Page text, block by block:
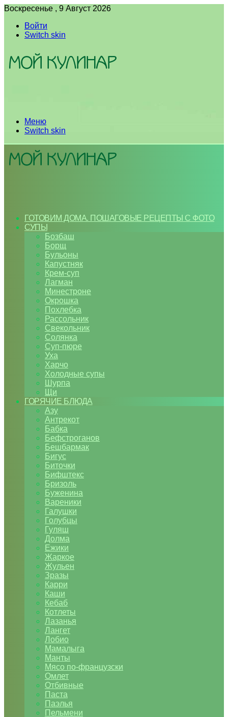
Воскресенье , 9 Август 2026
Войти
Switch skin
Меню
Switch skin
ГОТОВИМ ДОМА. ПОШАГОВЫЕ РЕЦЕПТЫ С ФОТО
СУПЫ
Бозбаш
Борщ
Бульоны
Капустняк
Крем-суп
Лагман
Минестроне
Окрошка
Похлебка
Рассольник
Свекольник
Солянка
Суп-пюре
Уха
Харчо
Холодные супы
Шурпа
Щи
ГОРЯЧИЕ БЛЮДА
Азу
Антрекот
Бабка
Бефстроганов
Бешбармак
Бигус
Биточки
Бифштекс
Бризоль
Буженина
Вареники
Галушки
Голубцы
Гуляш
Долма
Ежики
Жаркое
Жульен
Зразы
Карри
Каши
Кебаб
Котлеты
Лазанья
Лангет
Лобио
Мамалыга
Манты
Мясо по-французски
Омлет
Отбивные
Паста
Паэлья
Пельмени